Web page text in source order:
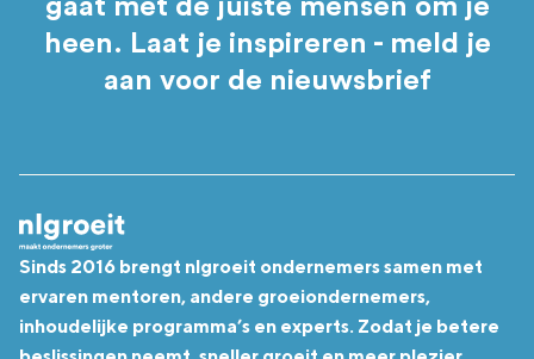
gaat met de juiste mensen om je
heen. Laat je inspireren - meld je
aan voor de nieuwsbrief
Sinds 2016 brengt nlgroeit ondernemers samen met
ervaren mentoren, andere groeiondernemers,
inhoudelijke programma’s en experts. Zodat je betere